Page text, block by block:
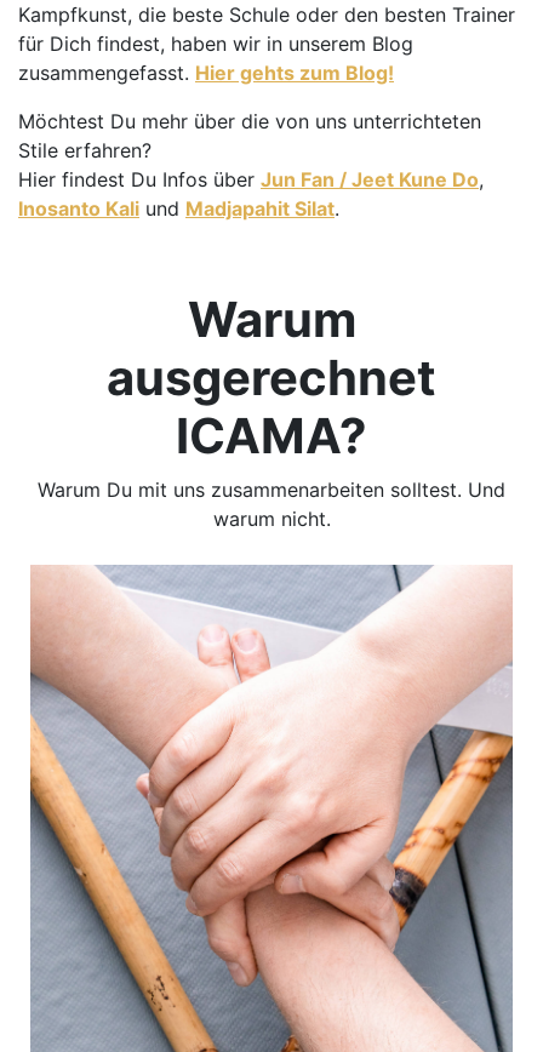
Kampfkunst, die beste Schule oder den besten Trainer
für Dich findest, haben wir in unserem Blog
zusammengefasst. Hier gehts zum Blog!
Möchtest Du mehr über die von uns unterrichteten
Stile erfahren?
Hier findest Du Infos über Jun Fan / Jeet Kune Do,
Inosanto Kali und Madjapahit Silat.
Warum
ausgerechnet
ICAMA?
Warum Du mit uns zusammenarbeiten solltest. Und
warum nicht.